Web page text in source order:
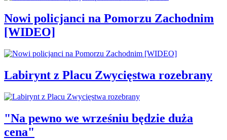
Nowi policjanci na Pomorzu Zachodnim
[WIDEO]
Labirynt z Placu Zwycięstwa rozebrany
"Na pewno we wrześniu będzie duża
cena"